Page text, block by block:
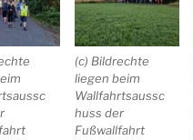
(c) Bildrechte
liegen beim
Wallfahrtsaussc
huss der
Fußwallfahrt